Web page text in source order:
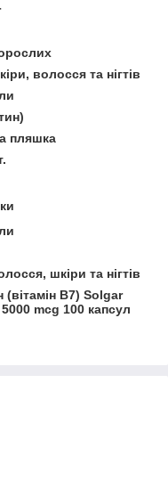
волосся та нігтів
пляшка
шкіри та нігтів
(вітамін В7) Solgar
mcg 100 капсул